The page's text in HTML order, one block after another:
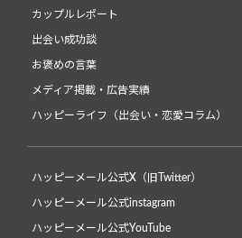
カップルレポート
出会い成功談
お褒めの言葉
メディア掲載・広告実績
ハッピーライフ（出会い・恋愛コラム）
ハッピーメール公式X（旧Twitter）
ハッピーメール公式instagram
ハッピーメール公式YouTube